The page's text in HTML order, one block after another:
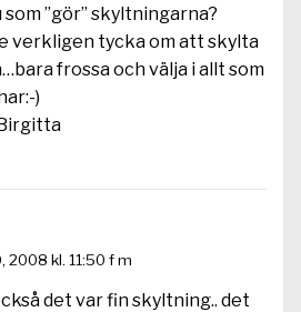
som ”gör” skyltningarna?
verkligen tycka om att skylta
frossa och välja i allt som
)
2008 kl. 11:50 f m
det var fin skyltning.. det